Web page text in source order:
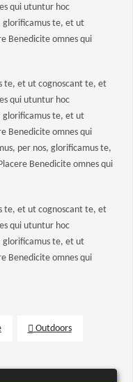
qui utuntur hoc
glorificamus te, et ut
Benedicite omnes qui
te, et ut cognoscant te, et
qui utuntur hoc
glorificamus te, et ut
Benedicite omnes qui
per nos, glorificamus te,
Benedicite omnes qui
te, et ut cognoscant te, et
qui utuntur hoc
glorificamus te, et ut
Benedicite omnes qui
Outdoors